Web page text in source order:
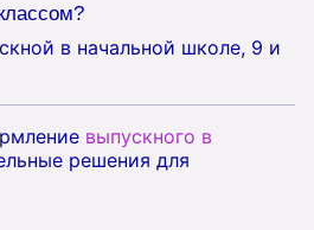
в начальной школе, 9 и
выпускного в
решения для